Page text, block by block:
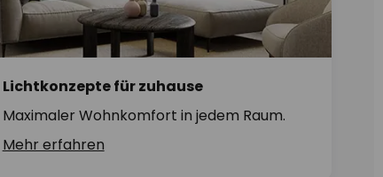
Lichtkonzepte für zuhause
Maximaler Wohnkomfort in jedem Raum.
Mehr erfahren